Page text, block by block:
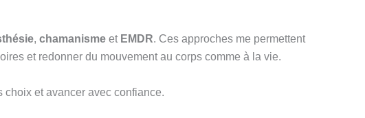
, chamanisme et EMDR. Ces approches me permettent
et redonner du mouvement au corps comme à la vie.
choix et avancer avec confiance.